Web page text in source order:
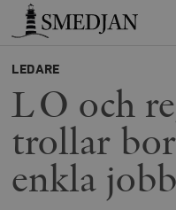
Timbro
LEDARE
LO och
trollar
enkla jobb